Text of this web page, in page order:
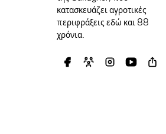
κατασκευάζει αγροτικές
περιφράξεις εδώ και 88
χρόνια.